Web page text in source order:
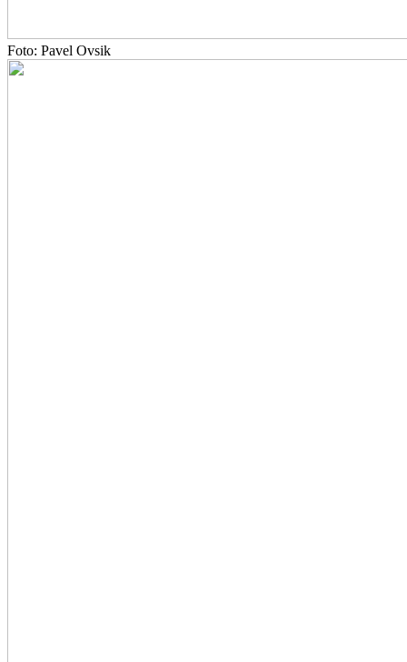
Foto: Pavel Ovsik